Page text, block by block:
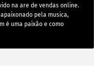
na are de vendas online.
pela musica,
é uma paixão e como